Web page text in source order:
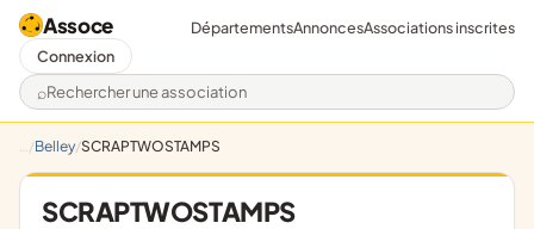
Assoce
Rechercher une association
DépartementsAnnoncesAssociations inscrites
Connexion
Belley SCRAPTWOSTAMPS
SCRAPTWOSTAMPS